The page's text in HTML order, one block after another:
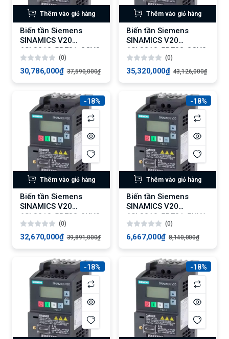
Thêm vào giỏ hàng
Biến tần Siemens
SINAMICS V20
6SL3210-5BE31-8CV0:
Động cơ 18.5 kW, Tải
quá 150%
(0)
30,786,000₫ 37,590,000₫
Thêm vào giỏ hàng
Biến tần Siemens
SINAMICS V20
6SL3210-5BE32-2CV0:
Biến tần 22 kW, Tải
quá 150% trong 60
(0)
35,320,000₫ 43,126,000₫
-18%
Thêm vào giỏ hàng
Biến tần Siemens
SINAMICS V20
6SL3210-5BE32-2UV0:
Biến tần 22 kW, Tải
quá 150%
(0)
32,670,000₫ 39,891,000₫
-18%
Thêm vào giỏ hàng
Biến tần Siemens
SINAMICS V20
6SL3210-5BE21-5UV1:
Động cơ 1.5 kW, Tải
quá 150%
(0)
6,667,000₫ 8,140,000₫
-18% -18%